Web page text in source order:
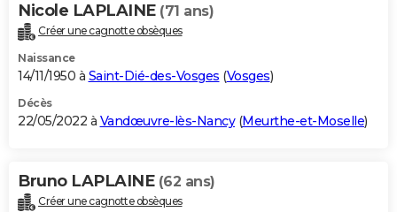
Nicole LAPLAINE (71 ans)
Créer une cagnotte obsèques
Naissance
14/11/1950 à Saint-Dié-des-Vosges (Vosges)
Décès
22/05/2022 à Vandœuvre-lès-Nancy(Meurthe-et-Moselle)
Bruno LAPLAINE (62 ans)
Créer une cagnotte obsèques